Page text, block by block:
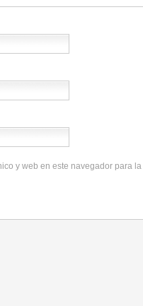
y web en este navegador para